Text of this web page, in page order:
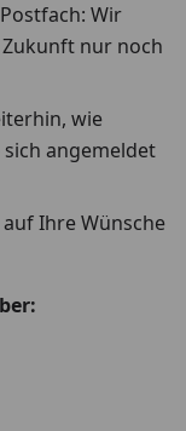
Wir
nur noch
wie
angemeldet
Ihre Wünsche